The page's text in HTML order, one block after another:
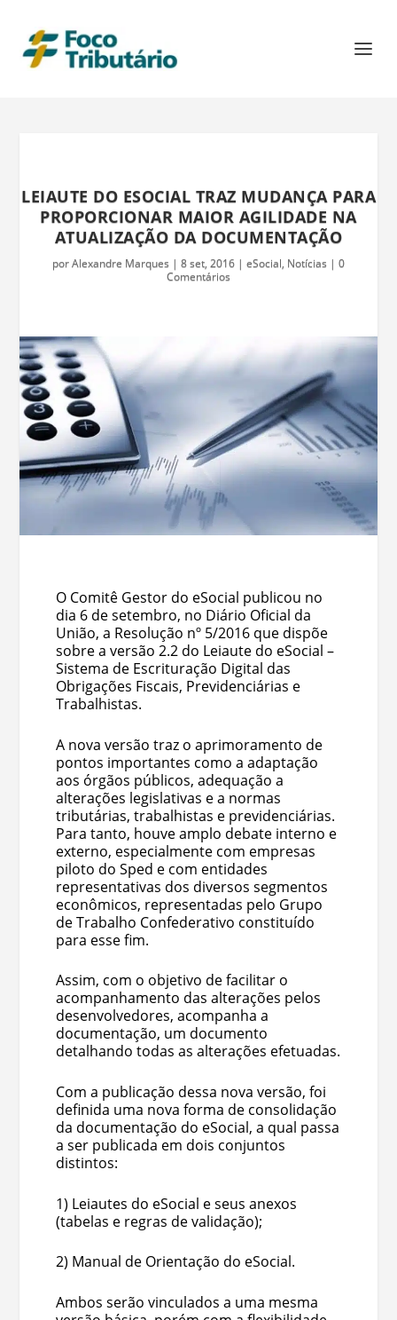
LEIAUTE DO ESOCIAL TRAZ MUDANÇA PARA
PROPORCIONAR MAIOR AGILIDADE NA
ATUALIZAÇÃO DA DOCUMENTAÇÃO
porAlexandre Marques | 8 set, 2016 | eSocial, Notícias | 0
Comentários
O Comitê Gestor do eSocial publicou no
dia 6 de setembro, no Diário Oficial da
União, a Resolução nº 5/2016 que dispõe
sobre a versão 2.2 do Leiaute do eSocial –
Sistema de Escrituração Digital das
Obrigações Fiscais, Previdenciárias e
Trabalhistas.
A nova versão traz o aprimoramento de
pontos importantes como a adaptação
aos órgãos públicos, adequação a
alterações legislativas e a normas
tributárias, trabalhistas e previdenciárias.
Para tanto, houve amplo debate interno e
externo, especialmente com empresas
piloto do Sped e com entidades
representativas dos diversos segmentos
econômicos, representadas pelo Grupo
de Trabalho Confederativo constituído
para esse fim.
Assim, com o objetivo de facilitar o
acompanhamento das alterações pelos
desenvolvedores, acompanha a
documentação, um documento
detalhando todas as alterações efetuadas.
Com a publicação dessa nova versão, foi
definida uma nova forma de consolidação
da documentação do eSocial, a qual passa
a ser publicada em dois conjuntos
distintos:
1) Leiautes do eSocial e seus anexos
(tabelas e regras de validação);
2) Manual de Orientação do eSocial.
Ambos serão vinculados a uma mesma